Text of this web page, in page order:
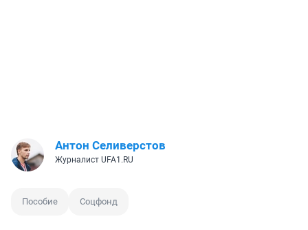
Антон Селиверстов
Журналист UFA1.RU
Пособие Соцфонд